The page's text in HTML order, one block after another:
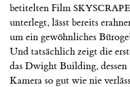
betitelten Film
unterlegt, lässt bereits
um ein gewöhnliches
Und tatsächlich zeigt die
das Dwight Building, dessen
Kamera so gut wie nie